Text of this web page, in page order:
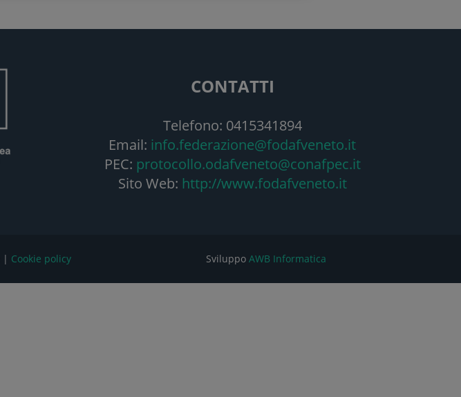
CONTATTI
Telefono: 0415341894
Email: info.federazione@fodafveneto.it
PEC: protocollo.odafveneto@conafpec.it
Sito Web: http://www.fodafveneto.it
| Cookie policy Sviluppo AWB Informatica